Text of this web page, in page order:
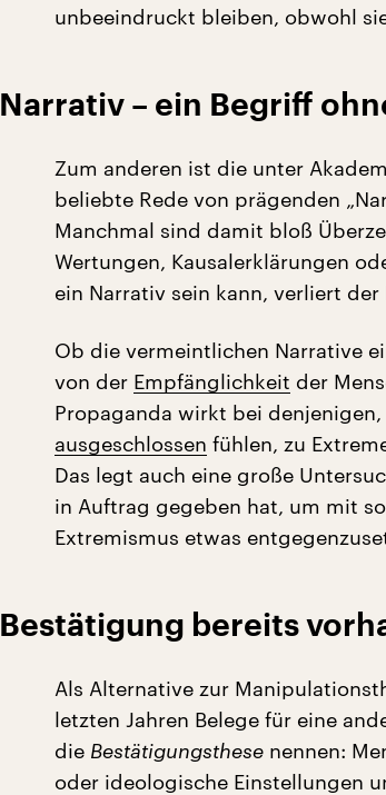
unbeeindruckt bleiben, obwohl
Narrativ – ein Begriff
Zum anderen ist die unter
beliebte Rede von prägenden
Manchmal sind damit bloß
Wertungen, Kausalerklärungen
ein Narrativ sein kann, verliert
Ob die vermeintlichen Narrative
von der Empfänglichkeit der
Propaganda wirkt bei
ausgeschlossen fühlen, zu
Das legt auch eine große
in Auftrag gegeben hat, um mit
Extremismus etwas
Bestätigung bereits
Als Alternative zur
letzten Jahren Belege für eine
die Bestätigungsthese nennen:
oder ideologische Einstellungen